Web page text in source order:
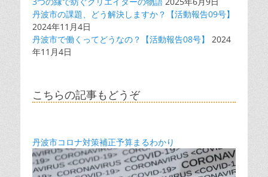
丹波市の課題、どう解決しますか？【活動報告09号】
2024年11月4日
丹波市で働くってどうなの？【活動報告08号】
2024
年11月4日
こちらの記事もどうぞ
丹波市コロナ対策補正予算まるわかり